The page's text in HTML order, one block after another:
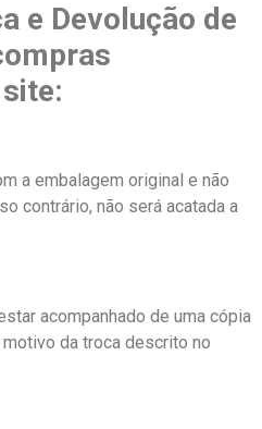
e Devolução de
a embalagem original e não
contrário, não será acatada a
acompanhado de uma cópia
da troca descrito no